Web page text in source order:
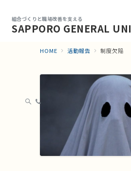
組合づくりと職場改善を支える
SAPPORO GENERAL
HOME 活動報告 制度欠陥